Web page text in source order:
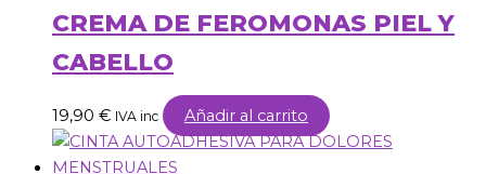
CREMA DE FEROMONAS PIEL Y
CABELLO
19,90 € IVA inc Añadir al carrito